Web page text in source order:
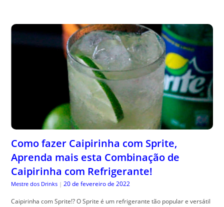
Como fazer Caipirinha com Sprite,
Aprenda mais esta Combinação de
Caipirinha com Refrigerante!
Mestre dos Drinks | 20 de fevereiro de 2022
Caipirinha com Sprite!? O Sprite é um refrigerante tão popular e versátil